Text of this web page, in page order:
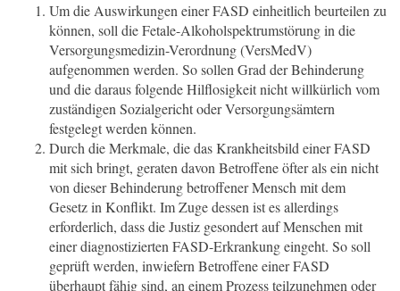
Um die Auswirkungen einer FASD einheitlich beurteilen zu
können, soll die Fetale-Alkoholspektrumstörung in die
Versorgungsmedizin-Verordnung (VersMedV)
aufgenommen werden. So sollen Grad der Behinderung
und die daraus folgende Hilflosigkeit nicht willkürlich vom
zuständigen Sozialgericht oder Versorgungsämtern
festgelegt werden können.
Durch die Merkmale, die das Krankheitsbild einer FASD
mit sich bringt, geraten davon Betroffene öfter als ein nicht
von dieser Behinderung betroffener Mensch mit dem
Gesetz in Konflikt. Im Zuge dessen ist es allerdings
erforderlich, dass die Justiz gesondert auf Menschen mit
einer diagnostizierten FASD-Erkrankung eingeht. So soll
geprüft werden, inwiefern Betroffene einer FASD
überhaupt fähig sind, an einem Prozess teilzunehmen oder